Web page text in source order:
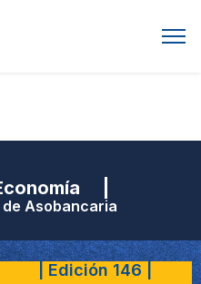
|
Asobancaria
| Edición 146 |